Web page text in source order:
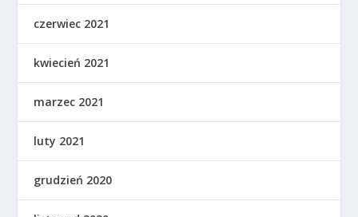
czerwiec 2021
kwiecień 2021
marzec 2021
luty 2021
grudzień 2020